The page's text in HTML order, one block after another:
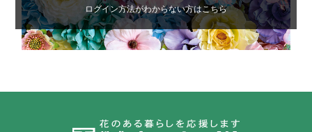
ログイン方法がわからない方はこちら